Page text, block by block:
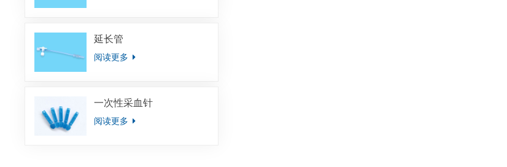
延长管
阅读更多
一次性采血针
阅读更多